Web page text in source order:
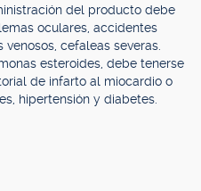
del producto debe
oculares, accidentes
cefaleas severas.
esteroides, debe tenerse
de infarto al miocardio o
hipertensión y diabetes.